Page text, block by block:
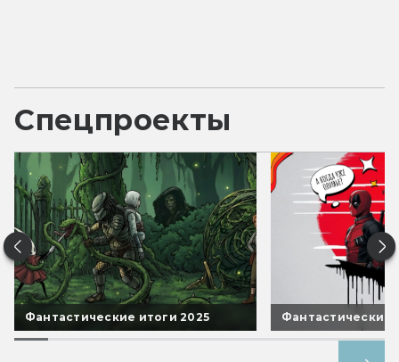
Спецпроекты
Фантастические итоги 2025 Фантастические